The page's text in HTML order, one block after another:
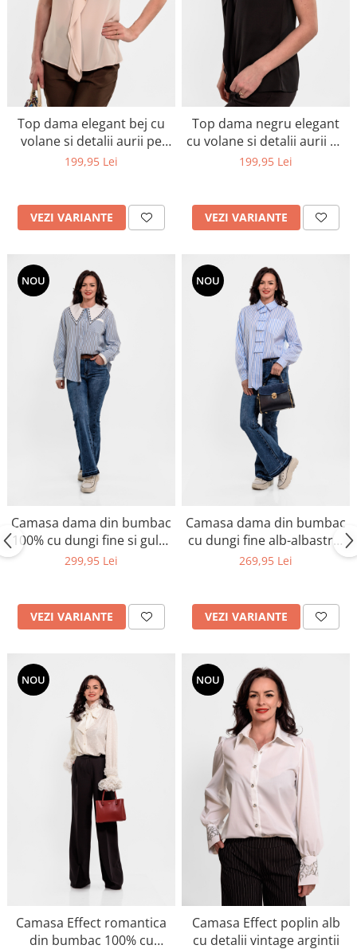
Top dama elegant bej cu
volane si detalii aurii pe
umeri-piesa esentiala
199,95 Lei
VEZI VARIANTE
Top dama negru elegant
cu volane si detalii aurii pe
umeri-piesa must have
199,95 Lei
VEZI VARIANTE
NOU
Camasa dama din bumbac
100% cu dungi fine si guler
brodat
299,95 Lei
VEZI VARIANTE
NOU
Camasa dama din bumbac
cu dungi fine alb-albastre,
model casual elegant
269,95 Lei
VEZI VARIANTE
NOU
Camasa Effect romantica
din bumbac 100% cu
NOU
Camasa Effect poplin alb
cu detalii vintage argintii